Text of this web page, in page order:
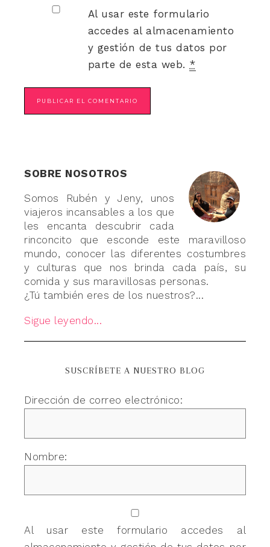
Al usar este formulario
accedes al almacenamiento
y gestión de tus datos por
parte de esta web. *
SOBRE NOSOTROS
Somos Rubén y Jeny, unos
viajeros incansables a los que
les encanta descubrir cada
rinconcito que esconde este maravilloso
mundo, conocer las diferentes costumbres
y culturas que nos brinda cada país, su
comida y sus maravillosas personas.
¿Tú también eres de los nuestros?...
Sigue leyendo...
SUSCRÍBETE A NUESTRO BLOG
Dirección de correo electrónico:
Nombre:
Al usar este formulario accedes al